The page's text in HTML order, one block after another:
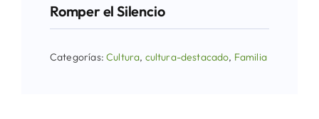
Romper el Silencio
Categorías:Cultura, cultura-destacado, Familia